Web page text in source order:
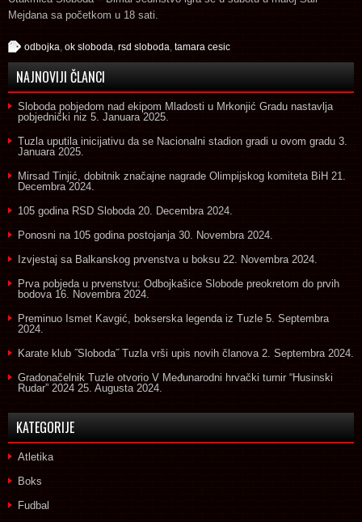
Mejdana sa početkom u 18 sati.
odbojka ok sloboda rsd sloboda tamara cesic
NAJNOVIJI ČLANCI
Sloboda pobjedom nad ekipom Mladosti u Mrkonjić Gradu nastavlja
pobjednički niz 5. Januara 2025.
Tuzla uputila inicijativu da se Nacionalni stadion gradi u ovom gradu 3.
Januara 2025.
Mirsad Tinjić, dobitnik značajne nagrade Olimpijskog komiteta BiH 21.
Decembra 2024.
105 godina RSD Sloboda 20. Decembra 2024.
Ponosni na 105 godina postojanja 30. Novembra 2024.
Izvjestaj sa Balkanskog prvenstva u boksu 22. Novembra 2024.
Prva pobjeda u prvenstvu: Odbojkašice Slobode preokretom do prvih
bodova 16. Novembra 2024.
Preminuo Ismet Kavgić, bokserska legenda iz Tuzle 5. Septembra
2024.
Karate klub ˝Sloboda˝ Tuzla vrši upis novih članova 2. Septembra 2024.
Gradonačelnik Tuzle otvorio V Međunarodni hrvački turnir “Husinski
Rudar” 2024 25. Augusta 2024.
KATEGORIJE
Atletika
Boks
Fudbal